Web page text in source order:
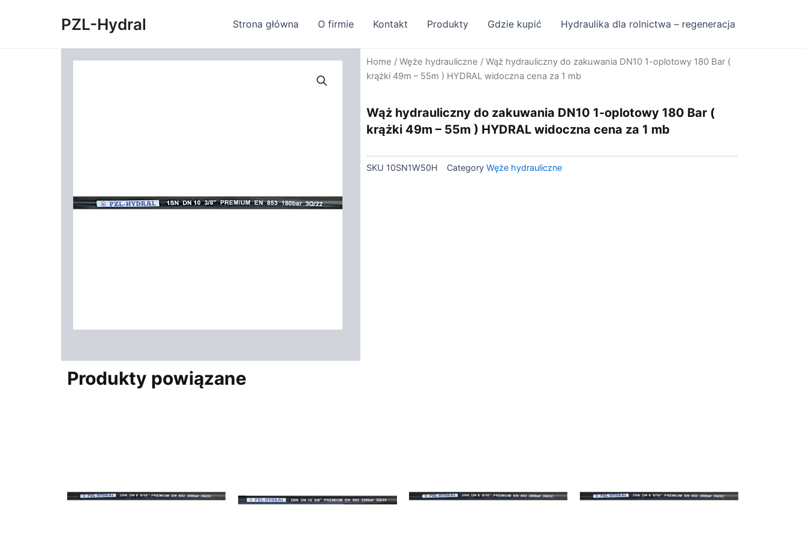
PZL-Hydral Strona główna O firmie Kontakt Produkty Gdzie kupić Hydraulika dla rolnictwa – regeneracja
Home / Węże hydrauliczne / Wąż hydrauliczny do zakuwania DN10 1-oplotowy 180 Bar (
krążki 49m – 55m ) HYDRAL widoczna cena za 1 mb
Wąż hydrauliczny do zakuwania DN10 1-oplotowy 180 Bar (
krążki 49m – 55m ) HYDRAL widoczna cena za 1 mb
SKU 10SN1W50H Category Węże hydrauliczne
Produkty powiązane